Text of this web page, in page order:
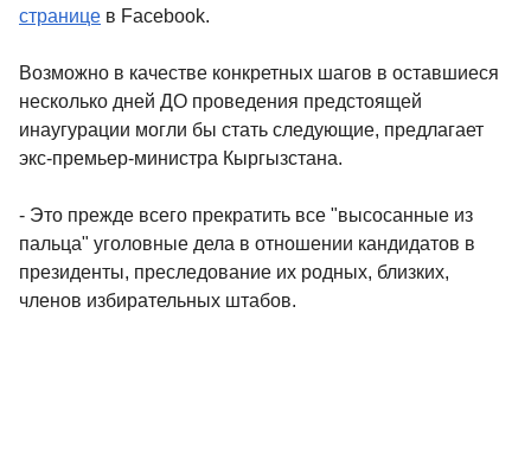
странице в Facebook.
Возможно в качестве конкретных шагов в оставшиеся
несколько дней ДО проведения предстоящей
инаугурации могли бы стать следующие, предлагает
экс-премьер-министра Кыргызстана.
- Это прежде всего прекратить все "высосанные из
пальца" уголовные дела в отношении кандидатов в
президенты, преследование их родных, близких,
членов избирательных штабов.